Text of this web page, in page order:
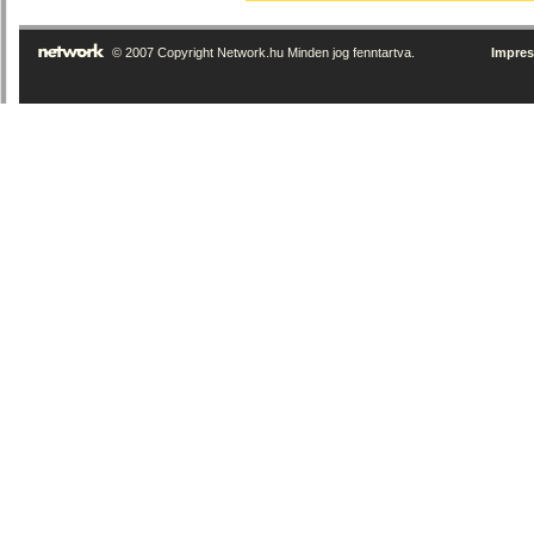
© 2007 Copyright Network.hu Minden jog fenntartva.